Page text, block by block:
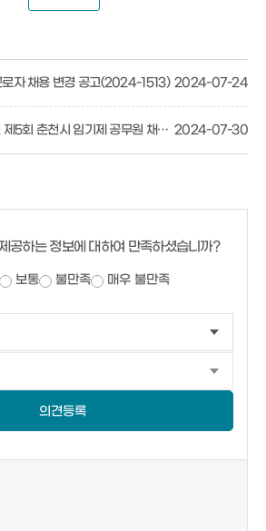
로자 채용 변경 공고(2024-1513) 2024-07-24
2024년 제5회 춘천시 임기제 공무원 채용 최종합격자 발표 및 임용후보자 등록안내 공고 (시정기록, 불법주·정차단속) 2024-07-30
공하는 정보에 대하여 만족하셨습니까?
보통 불만족 매우 불만족
의견등록